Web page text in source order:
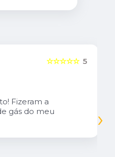
5
☆☆☆☆☆
Fizeram a
gás do meu
›